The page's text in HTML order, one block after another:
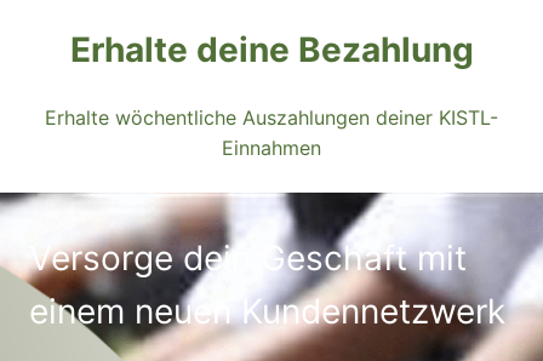
Erhalte deine Bezahlung
Erhalte wöchentliche Auszahlungen deiner KISTL-
Einnahmen
Versorge dein Geschäft mit
einem neuen Kundennetzwerk